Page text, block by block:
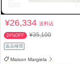
¥26,334送料込
24%OFF ¥35,100
返品補償
Maison Margiela